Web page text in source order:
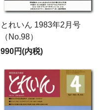
とれいん 1983年2月号
（No.98）
990円(内税)